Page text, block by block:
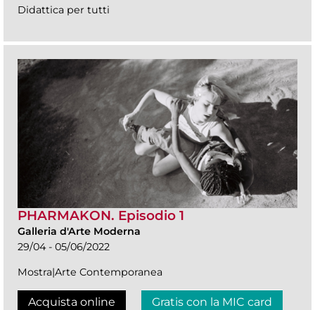
Didattica per tutti
PHARMAKON. Episodio 1
Galleria d'Arte Moderna
29/04 - 05/06/2022
Mostra|Arte Contemporanea
Acquista online Gratis con la MIC card